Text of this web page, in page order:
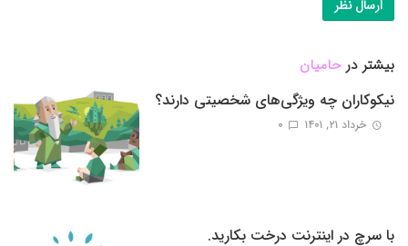
بیشتر در حامیان
نیکوکاران چه ویژگی‌های شخصیتی دارند؟
خرداد ۲۱, ۱۴۰۱ 0
با سرچ در اینترنت درخت بکارید.